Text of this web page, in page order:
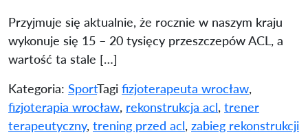
Przyjmuje się aktualnie, że rocznie w naszym kraju
wykonuje się 15 – 20 tysięcy przeszczepów ACL, a
wartość ta stale […]
Kategoria: SportTagi fizjoterapeuta wrocław,
fizjoterapia wrocław, rekonstrukcja acl, trener
terapeutyczny, trening przed acl, zabieg rekonstrukcji